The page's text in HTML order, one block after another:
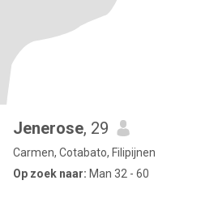
Jenerose, 29
Carmen, Cotabato, Filipijnen
Op zoek naar: Man 32 - 60